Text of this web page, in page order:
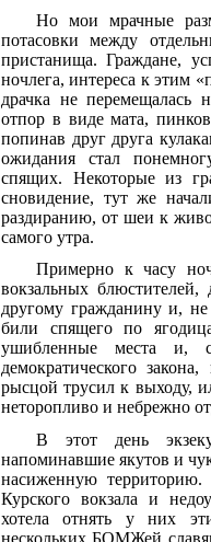
Но мои мрачные
потасовки между
пристанища. Граждане,
ночлега, интереса к этим
драчка не перемещалась
отпор в виде мата,
попинав друг друга
ожидания стал
спящих. Некоторые из
сновидение, тут же
раздиранию, от шеи к
самого утра.
Примерно к часу
вокзальных
другому гражданину и, не
били спящего по
ушибленные места и,
демократического
рысцой трусил к выходу,
неторопливо и небрежно
В этот день
напоминавшие якутов и
насиженную
Курского вокзала и
хотела отнять у них
нескольких БОМЖей